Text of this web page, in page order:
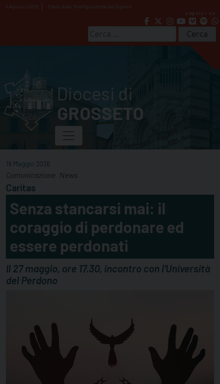
Skip6 Agosto 2026
Festa della Trasfigurazione del Signore
seguici su
per:
Diocesi di
GROSSETO
18 Maggio 2026
Comunicazione News
Caritas
Senza stancarsi mai: il
coraggio di perdonare ed
essere perdonati
Il 27 maggio, ore 17.30, incontro con l'Università
del Perdono